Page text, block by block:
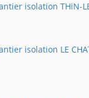
isolation THiN-
isolation LE